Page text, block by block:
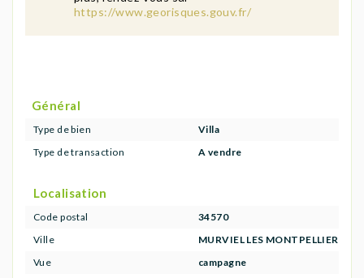
https://www.georisques.gouv.fr/
Général
Type de bien
Villa
Type de transaction
A vendre
Localisation
Code postal
34570
Ville
MURVIEL LES MONTPELLIER
Vue
campagne